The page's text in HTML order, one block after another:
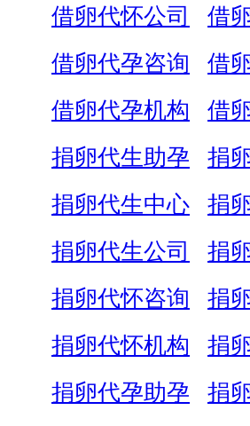
借卵代怀公司
借
借卵代孕咨询
借
借卵代孕机构
借
捐卵代生助孕
捐
捐卵代生中心
捐
捐卵代生公司
捐
捐卵代怀咨询
捐
捐卵代怀机构
捐
捐卵代孕助孕
捐